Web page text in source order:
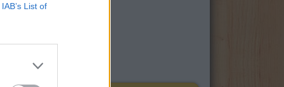
IAB’s List of